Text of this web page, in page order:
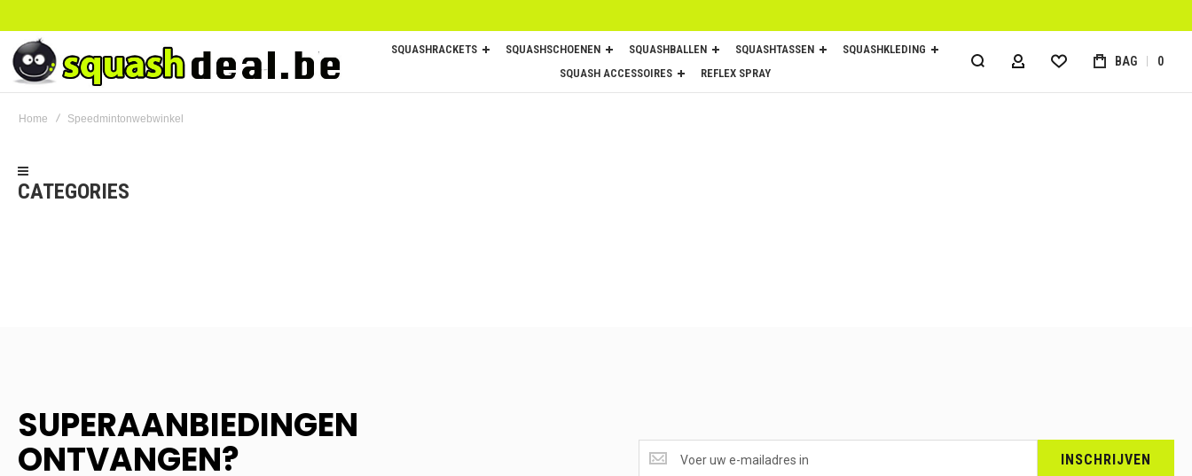
SQUASHRACKETS SQUASHSCHOENEN SQUASHBALLEN SQUASHTASSEN
SQUASHKLEDING
SQUASH ACCESSOIRES
REFLEX SPRAY ACCOUNT BAG 0
Home Speedmintonwebwinkel
CATEGORIES
SUPERAANBIEDINGEN
ONTVANGEN?
ONTVANGEN?
INSCHRIJVEN